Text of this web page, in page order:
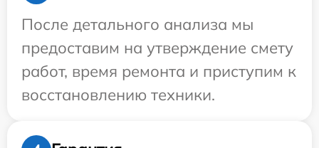
После детального анализа мы
предоставим на утверждение смету
работ, время ремонта и приступим к
восстановлению техники.